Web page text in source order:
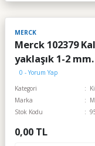
MERCK
Merck 102379
yaklaşık 1-2
0 - Yorum Yap
Kategori
Marka
Stok Kodu
0,00 TL